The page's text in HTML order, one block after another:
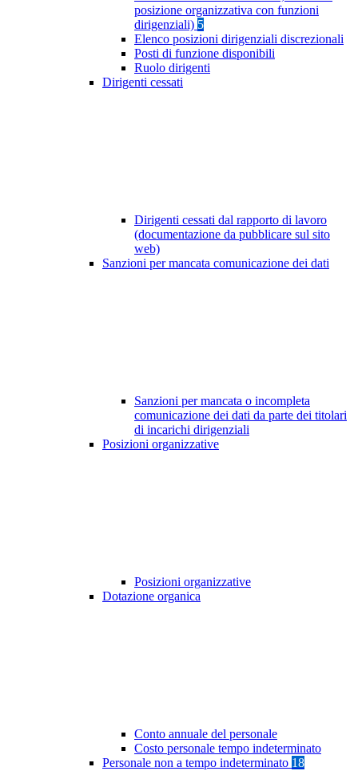
posizione organizzativa con funzioni
dirigenziali) 5
Elenco posizioni dirigenziali discrezionali
Posti di funzione disponibili
Ruolo dirigenti
Dirigenti cessati
Dirigenti cessati dal rapporto di lavoro
(documentazione da pubblicare sul sito
web)
Sanzioni per mancata comunicazione dei dati
Sanzioni per mancata o incompleta
comunicazione dei dati da parte dei titolari
di incarichi dirigenziali
Posizioni organizzative
Posizioni organizzative
Dotazione organica
Conto annuale del personale
Costo personale tempo indeterminato
Personale non a tempo indeterminato 18